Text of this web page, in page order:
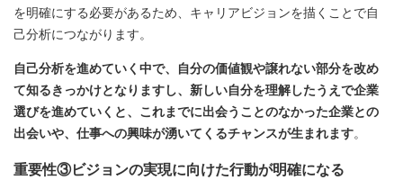
を明確にする必要があるため、キャリアビジョンを描くことで自
己分析につながります。
自己分析を進めていく中で、自分の価値観や譲れない部分を改め
て知るきっかけとなりますし、新しい自分を理解したうえで企業
選びを進めていくと、これまでに出会うことのなかった企業との
出会いや、仕事への興味が湧いてくるチャンスが生まれます。
重要性③ビジョンの実現に向けた行動が明確になる